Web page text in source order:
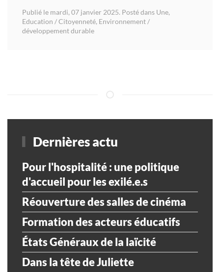
Publié le mardi, 07 janvier 2025. Posté dans Une,
Education / Citoyenneté, Environnement /
développement durable
Dernières actu
Pour l'hospitalité : une politique
d'accueil pour les exilé.e.s
Réouverture des salles de cinéma
Formation des acteurs éducatifs
États Généraux de la laïcité
Dans la tête de Juliette